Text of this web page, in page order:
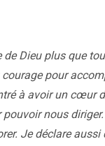
Dieu plus que
pour
à avoir un cœur
nous
Je déclare